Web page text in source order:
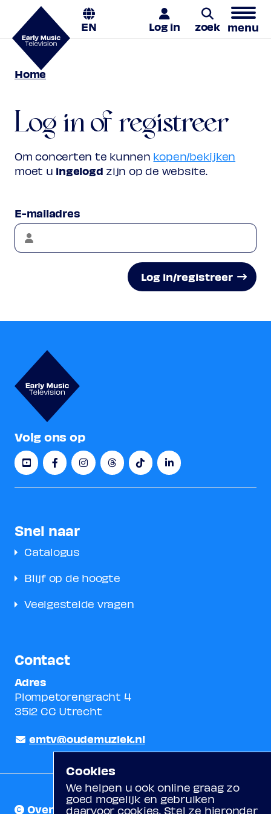
EN Log in zoek menu
Home
Log in of registreer
Om concerten te kunnen kopen/bekijken
moet u ingelogd zijn op de website.
E-mailadres
Log in/registreer
Volg ons op
Snel naar
Catalogus
Blijf op de hoogte
Veelgestelde vragen
Contact
Adres
Plompetorengracht 4
3512 CC Utrecht
emtv@oudemuziek.nl
Over ons
Cookies
We helpen u ook online graag zo
goed mogelijk en gebruiken
daarvoor cookies. Stel ze hieronder